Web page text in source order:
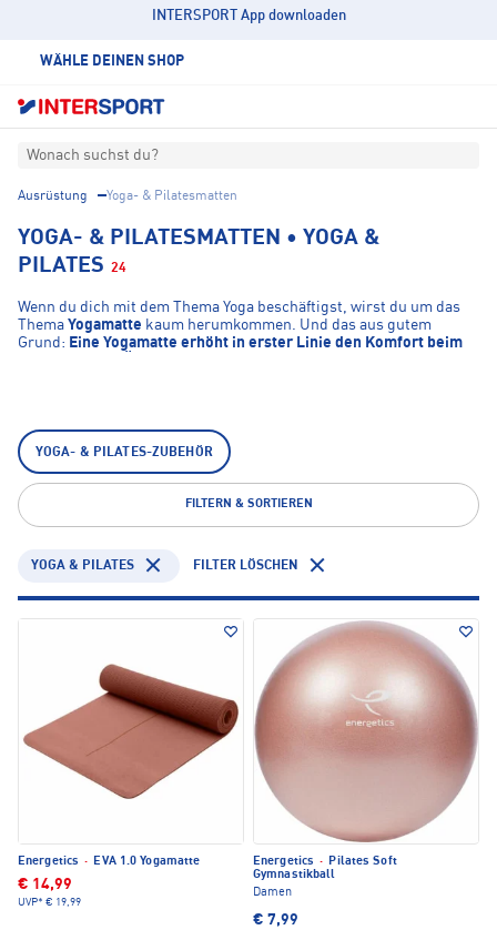
INTERSPORT App downloaden
WÄHLE DEINEN SHOP
Wonach suchst du?
Ausrüstung Yoga- & Pilatesmatten
YOGA- & PILATESMATTEN • YOGA &
PILATES 24
Wenn du dich mit dem Thema Yoga beschäftigst, wirst du um das
Thema Yogamatte kaum herumkommen. Und das aus gutem
Grund: Eine Yogamatte erhöht in erster Linie den Komfort beim
Yoga Übungen auszurutschen – dies gilt sowohl für die Ausführung
von anstrengenden wie auch entspannenden Übungen. Beim
Entspannen willst du schließlich nicht das Gefühl haben, deinen
sonst sicheren Stand ständig korrigieren zu müssen.
YOGA- & PILATES-ZUBEHÖR
FILTERN & SORTIEREN
YOGA & PILATES FILTER LÖSCHEN
Energetics · EVA 1.0 Yogamatte
€ 14,99
UVP* € 19,99
Energetics ·
Pilates Soft
Gymnastikball
Damen
€ 7,99